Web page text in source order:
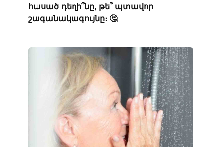
հասած դեղի՞նը, թե՞ պտավոր
շագանակագույնը։ 🤔